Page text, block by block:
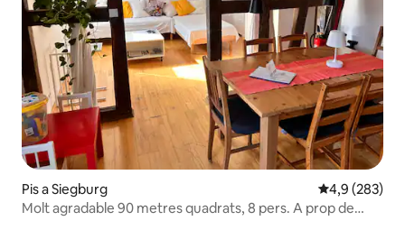
Pis a Siegburg 4,9 de
4,9 (283)
Molt agradable 90 metres quadrats, 8 pers. A prop de